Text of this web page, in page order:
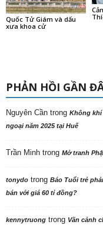
Quốc Tử Giám và dấu
xưa khoa cử
PHẢN HỒI GẦN
Nguyên Cần trong Không khí
ngoại năm 2025 tại Huế
Trần Minh trong Mở tranh
tonydo trong Báo Tuổi trẻ
bán với giá 60 tỉ đồng?
kennytruong trong Vãn cảnh